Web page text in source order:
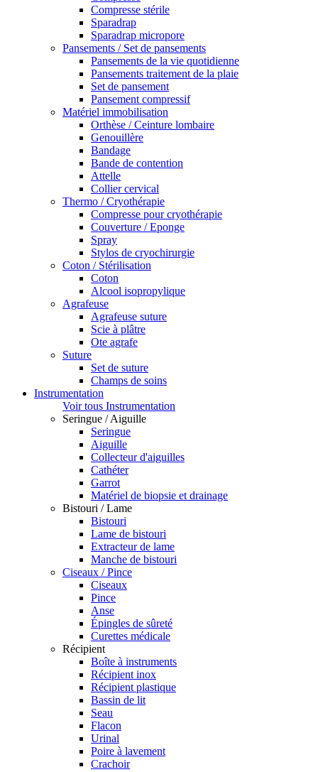
Compresse stérile
Sparadrap
Sparadrap micropore
Pansements / Set de pansements
Pansements de la vie quotidienne
Pansements traitement de la plaie
Set de pansement
Pansement compressif
Matériel immobilisation
Orthèse / Ceinture lombaire
Genouillère
Bandage
Bande de contention
Attelle
Collier cervical
Thermo / Cryothérapie
Compresse pour cryothérapie
Couverture / Eponge
Spray
Stylos de cryochirurgie
Coton / Stérilisation
Coton
Alcool isopropylique
Agrafeuse
Agrafeuse suture
Scie à plâtre
Ote agrafe
Suture
Set de suture
Champs de soins
Instrumentation
Voir tous Instrumentation
Seringue / Aiguille
Seringue
Aiguille
Collecteur d'aiguilles
Cathéter
Garrot
Matériel de biopsie et drainage
Bistouri / Lame
Bistouri
Lame de bistouri
Extracteur de lame
Manche de bistouri
Ciseaux / Pince
Ciseaux
Pince
Anse
Épingles de sûreté
Curettes médicale
Récipient
Boîte à instruments
Récipient inox
Récipient plastique
Bassin de lit
Seau
Flacon
Urinal
Poire à lavement
Crachoir